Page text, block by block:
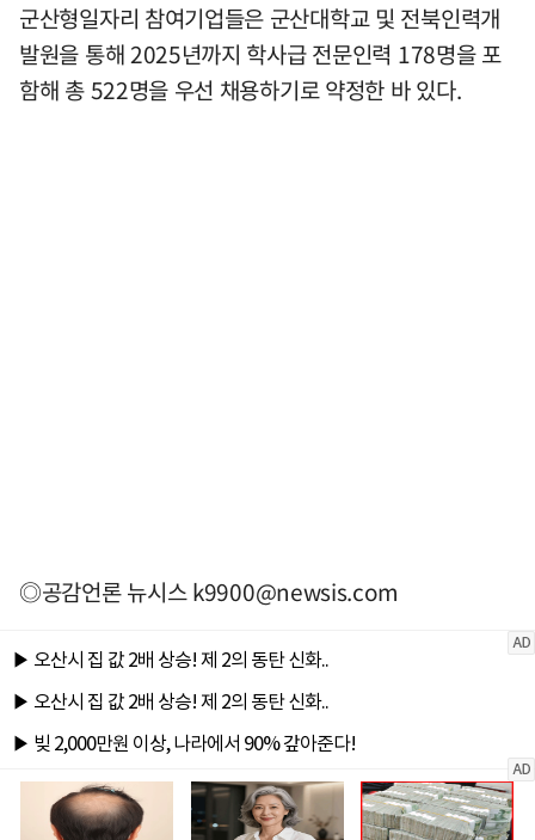
군산형일자리 참여기업들은 군산대학교 및 전북인력개
발원을 통해 2025년까지 학사급 전문인력 178명을 포
함해 총 522명을 우선 채용하기로 약정한 바 있다.
◎공감언론 뉴시스k9900@newsis.com